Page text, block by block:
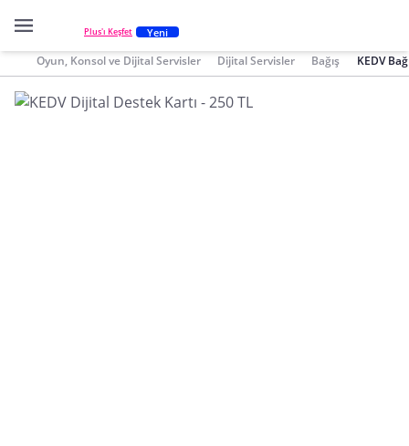
Plus'ı Keşfet Yeni
Oyun, Konsol ve Dijital Servisler Dijital Servisler Bağış KEDV